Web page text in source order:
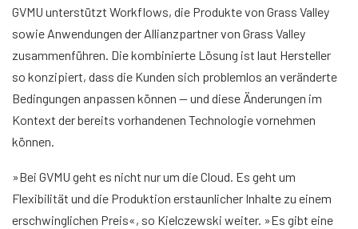
GVMU unterstützt Workflows, die Produkte von Grass Valley
sowie Anwendungen der Allianzpartner von Grass Valley
zusammenführen. Die kombinierte Lösung ist laut Hersteller
so konzipiert, dass die Kunden sich problemlos an veränderte
Bedingungen anpassen können — und diese Änderungen im
Kontext der bereits vorhandenen Technologie vornehmen
können.
»Bei GVMU geht es nicht nur um die Cloud. Es geht um
Flexibilität und die Produktion erstaunlicher Inhalte zu einem
erschwinglichen Preis«, so Kielczewski weiter. »Es gibt eine